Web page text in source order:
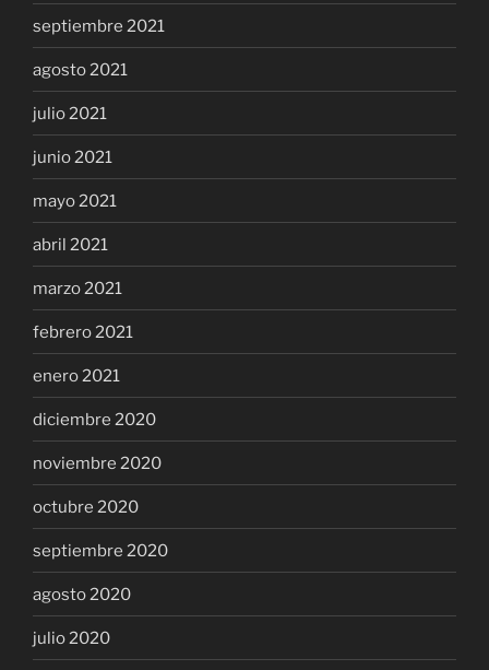
septiembre 2021
agosto 2021
julio 2021
junio 2021
mayo 2021
abril 2021
marzo 2021
febrero 2021
enero 2021
diciembre 2020
noviembre 2020
octubre 2020
septiembre 2020
agosto 2020
julio 2020